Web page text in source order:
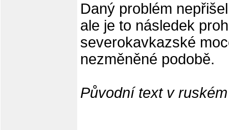
Daný problém
ale je to následek
severokavkazské
nezměněné podobě.
Původní text v